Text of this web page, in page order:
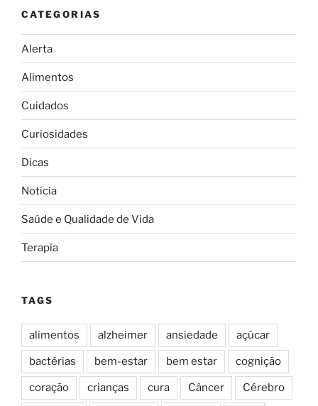
CATEGORIAS
Alerta
Alimentos
Cuidados
Curiosidades
Dicas
Notícia
Saúde e Qualidade de Vida
Terapia
TAGS
alimentos alzheimer ansiedade açúcar
bactérias bem-estar bem estar cognição
coração crianças cura Câncer Cérebro